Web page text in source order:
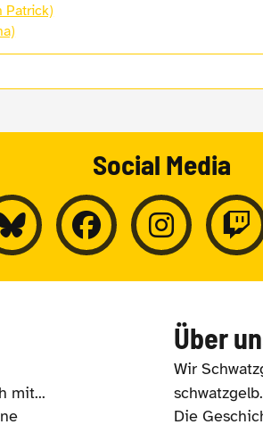
Patrick)
Social Media
mit...
Über
Wir
Die